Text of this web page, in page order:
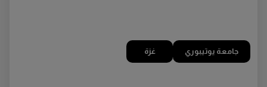
جامعة يوتيبوري غزة